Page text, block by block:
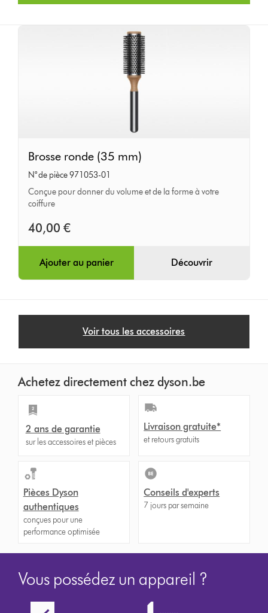
ronde
(35
mm)
Brosse ronde (35 mm)
N° de pièce 971053-01
Conçue pour donner du volume et de la forme à votre
coiffure
40,00 €
Ajouter au panier Découvrir
Voir tous les accessoires
Achetez directement chez dyson.be
2 ans de garantie
sur les accessoires et pièces
Livraison gratuite*
et retours gratuits
Pièces Dyson
authentiques
conçues pour une
performance optimisée
Conseils d'experts
7 jours par semaine
Vous possédez un appareil ?